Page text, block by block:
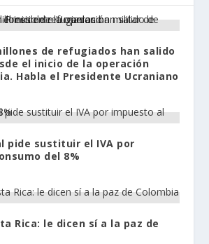
de refugiados han salido
el inicio de la operación
Habla el Presidente Ucraniano
pide sustituir el IVA por
del 8%
Rica: le dicen sí a la paz de